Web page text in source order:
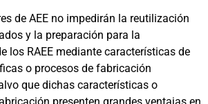
de AEE no impedirán la reutilización
y la preparación para la
los RAEE mediante características de
o procesos de fabricación
que dichas características o